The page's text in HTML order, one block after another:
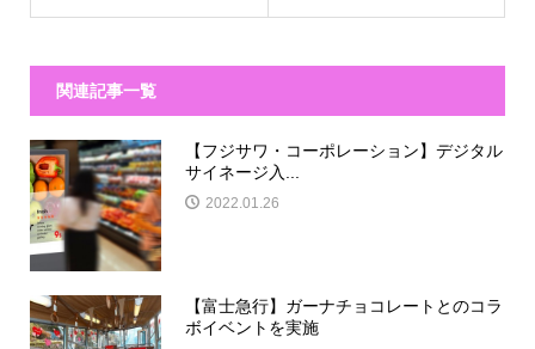
関連記事一覧
【フジサワ・コーポレーション】デジタル
サイネージ入...
2022.01.26
【富士急行】ガーナチョコレートとのコラ
ボイベントを実施